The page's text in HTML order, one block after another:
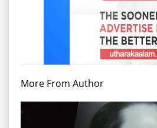
More From Author